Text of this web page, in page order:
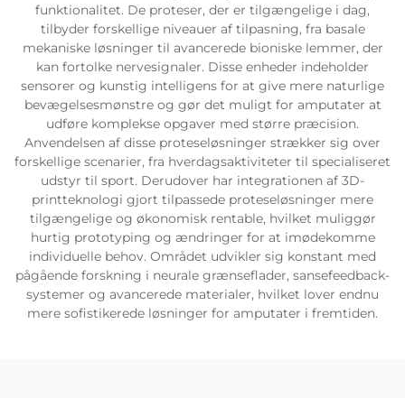
funktionalitet. De proteser, der er tilgængelige i dag,
tilbyder forskellige niveauer af tilpasning, fra basale
mekaniske løsninger til avancerede bioniske lemmer, der
kan fortolke nervesignaler. Disse enheder indeholder
sensorer og kunstig intelligens for at give mere naturlige
bevægelsesmønstre og gør det muligt for amputater at
udføre komplekse opgaver med større præcision.
Anvendelsen af disse proteseløsninger strækker sig over
forskellige scenarier, fra hverdagsaktiviteter til specialiseret
udstyr til sport. Derudover har integrationen af 3D-
printteknologi gjort tilpassede proteseløsninger mere
tilgængelige og økonomisk rentable, hvilket muliggør
hurtig prototyping og ændringer for at imødekomme
individuelle behov. Området udvikler sig konstant med
pågående forskning i neurale grænseflader, sansefeedback-
systemer og avancerede materialer, hvilket lover endnu
mere sofistikerede løsninger for amputater i fremtiden.